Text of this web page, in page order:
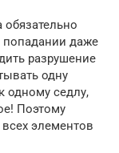
попадании даже
разрушение
одну
одному седлу,
Поэтому
элементов